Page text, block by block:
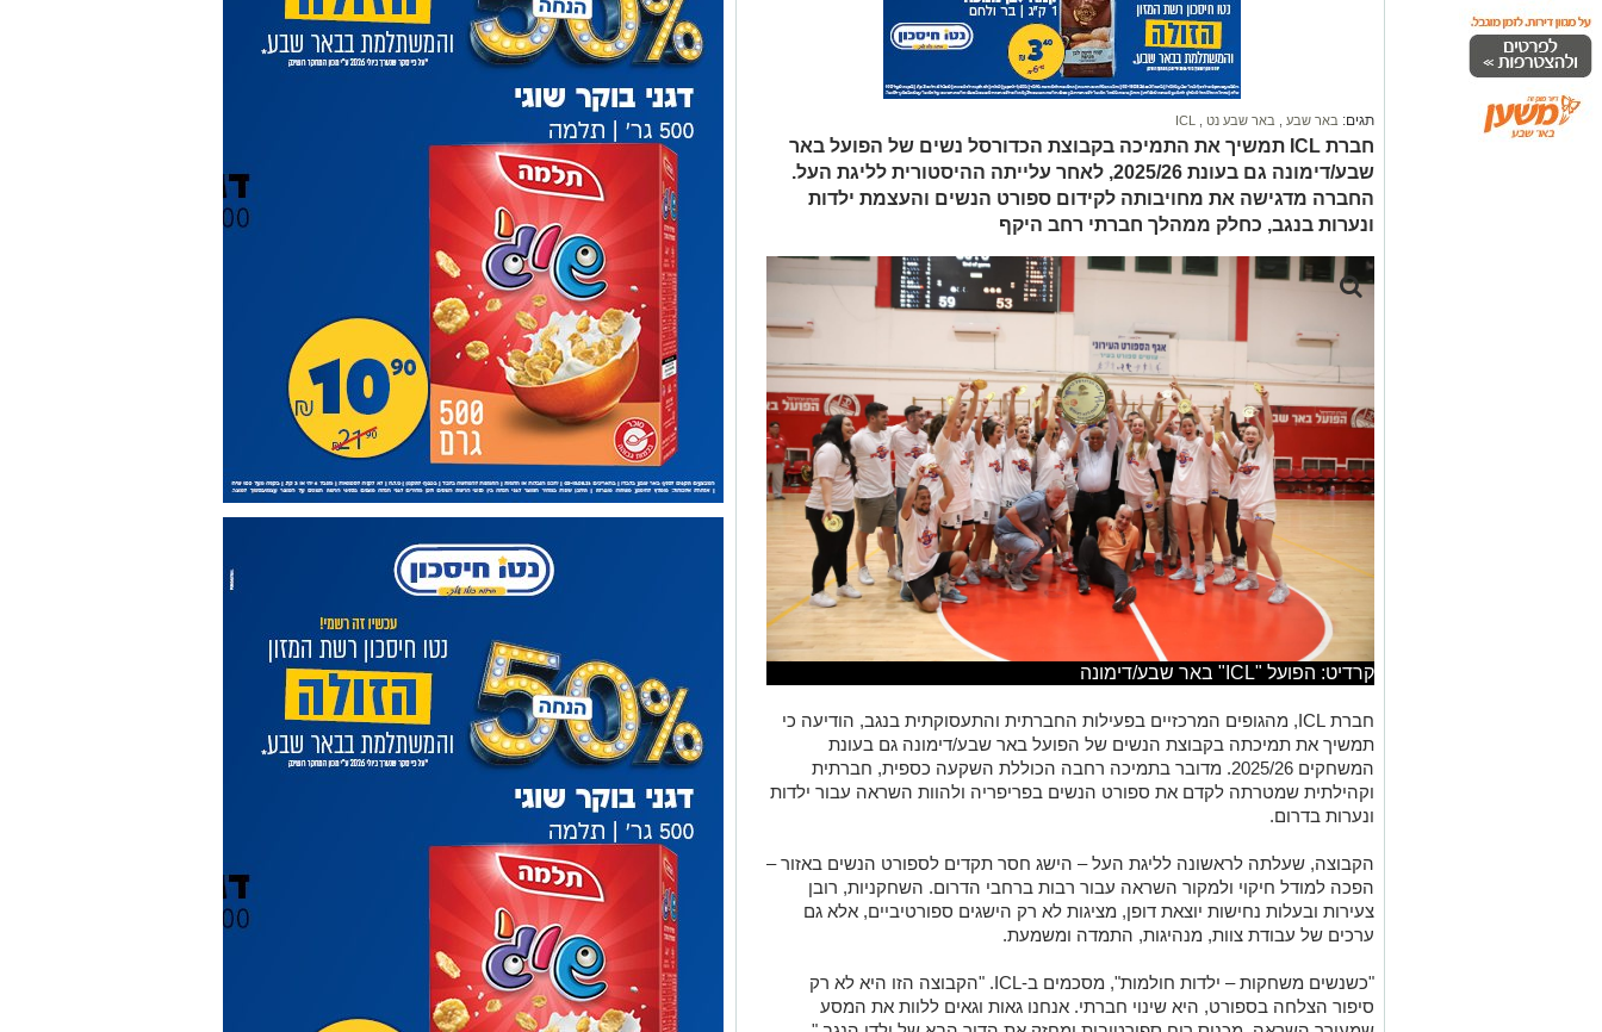
תגים: באר שבע באר שבע נט ICL
חברת ICL תמשיך את התמיכה בקבוצת הכדורסל נשים של הפועל באר
שבע/דימונה גם בעונת 2025/26, לאחר עלייתה ההיסטורית לליגת העל.
החברה מדגישה את מחויבותה לקידום ספורט הנשים והעצמת ילדות
ונערות בנגב, כחלק ממהלך חברתי רחב היקף
קרדיט: הפועל "ICL" באר שבע/דימונה
חברת ICL, מהגופים המרכזיים בפעילות החברתית והתעסוקתית בנגב, הודיעה כי
תמשיך את תמיכתה בקבוצת הנשים של הפועל באר שבע/דימונה גם בעונת
המשחקים 2025/26. מדובר בתמיכה רחבה הכוללת השקעה כספית, חברתית
וקהילתית שמטרתה לקדם את ספורט הנשים בפריפריה ולהוות השראה עבור ילדות
ונערות בדרום.
הקבוצה, שעלתה לראשונה לליגת העל – הישג חסר תקדים לספורט הנשים באזור –
הפכה למודל חיקוי ולמקור השראה עבור רבות ברחבי הדרום. השחקניות, רובן
צעירות ובעלות נחישות יוצאת דופן, מציגות לא רק הישגים ספורטיביים, אלא גם
ערכים של עבודת צוות, מנהיגות, התמדה ומשמעת.
"כשנשים משחקות – ילדות חולמות", מסכמים ב-ICL. "הקבוצה הזו היא לא רק
סיפור הצלחה בספורט, היא שינוי חברתי. אנחנו גאות וגאים ללוות את המסע